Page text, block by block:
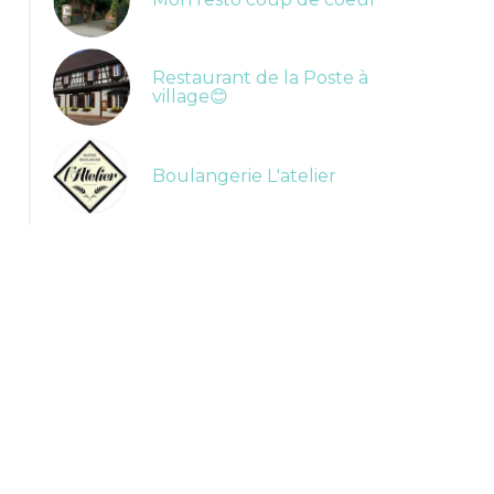
Restaurant de la Poste à
village😊
Boulangerie L'atelier